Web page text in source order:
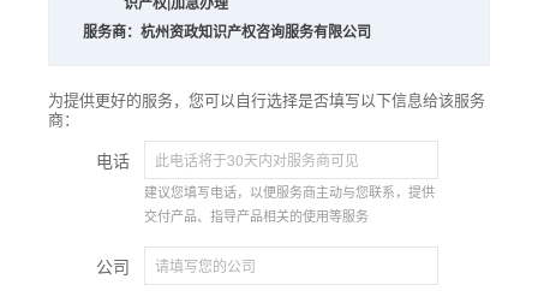
服务商： 杭州资政知识产权咨询服务有限公司
为提供更好的服务，您可以自行选择是否填写以下信息给该服务
商：
电话
建议您填写电话，以便服务商主动与您联系，提供
交付产品、指导产品相关的使用等服务
公司